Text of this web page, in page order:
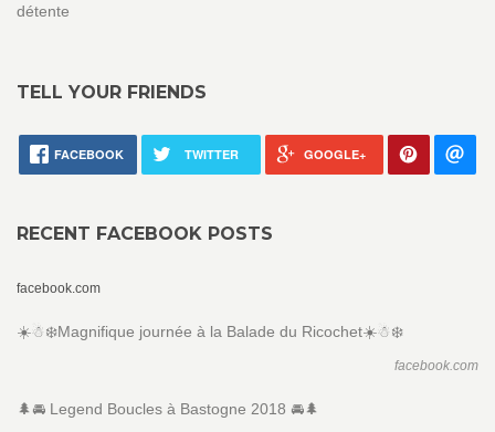
détente
TELL YOUR FRIENDS
FACEBOOK TWITTER GOOGLE+
RECENT FACEBOOK POSTS
facebook.com
☀️☃❄️Magnifique journée à la Balade du Ricochet☀️☃❄️
facebook.com
🌲🚘 Legend Boucles à Bastogne 2018 🚘🌲